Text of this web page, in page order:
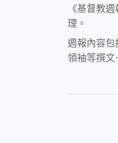
《基督教
理。
週報內容包
領袖等撰